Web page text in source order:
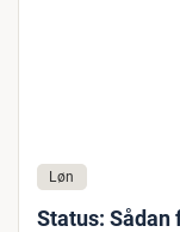
Løn
Status: Sådan